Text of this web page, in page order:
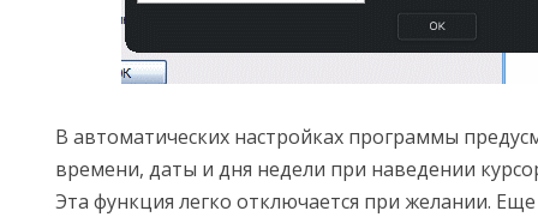
В автоматических настройках программы
времени, даты и дня недели при наведении
Эта функция легко отключается при желании.